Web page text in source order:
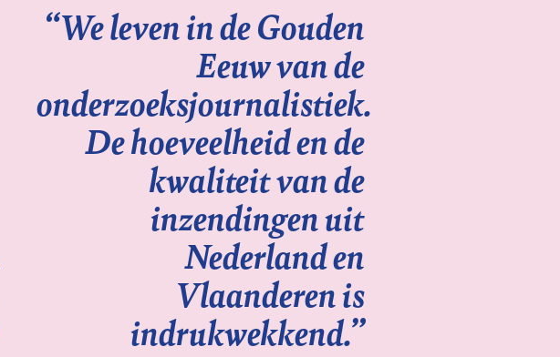
“We leven in de Gouden
Eeuw van de
onderzoeksjournalistiek.
De hoeveelheid en de
kwaliteit van de
inzendingen uit
Nederland en
Vlaanderen is
indrukwekkend.”